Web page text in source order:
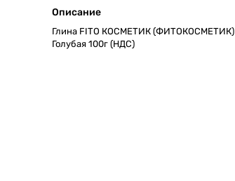
Описание
Глина FITO КОСМЕТИК (ФИТОКОСМЕТИК)
Голубая 100г (НДС)